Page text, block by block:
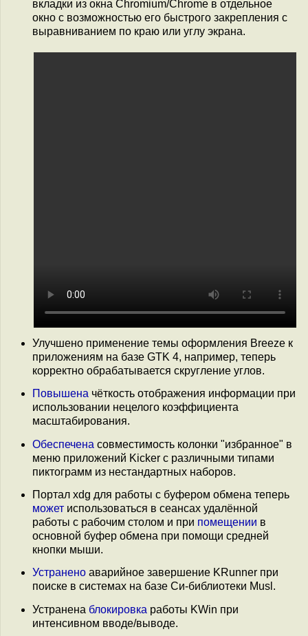
вкладки из окна Chromium/Chrome в отдельное
окно с возможностью его быстрого закрепления с
выравниванием по краю или углу экрана.
Улучшено применение темы оформления Breeze к
приложениям на базе GTK 4, например, теперь
корректно обрабатывается скругление углов.
Повышена чёткость отображения информации при
использовании нецелого коэффициента
масштабирования.
Обеспечена совместимость колонки "избранное" в
меню приложений Kicker с различными типами
пиктограмм из нестандартных наборов.
Портал xdg для работы с буфером обмена теперь
может использоваться в сеансах удалённой
работы с рабочим столом и при помещении в
основной буфер обмена при помощи средней
кнопки мыши.
Устранено аварийное завершение KRunner при
поиске в системах на базе Си-библиотеки Musl.
Устранена блокировка работы KWin при
интенсивном вводе/выводе.